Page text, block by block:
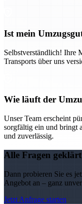
Ist mein
Selbstverständlich! Ihre
Transports über uns
Wie läuft der
Unser Team erscheint
sorgfältig ein und bringt
und zuverlässig.
Alle Fragen
Dann probieren Sie es
Angebot an – ganz
Jetzt Anfrage starten